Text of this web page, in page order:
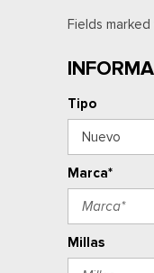
Fields
Tipo
Marca*
Millas